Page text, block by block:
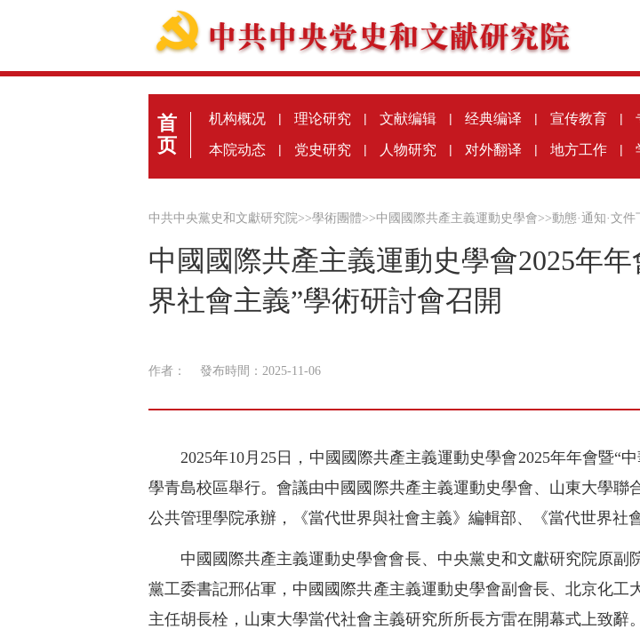
首
页
机构概况 | 理论研究 | 文献编辑 | 经典编译 | 宣传教育 |
本院动态 | 党史研究 | 人物研究 | 对外翻译 | 地方工作 |
中共中央黨史和文獻研究院>>學術團體>>中國國際共產主義運動史學會>>動態·通知·文件
中國國際共產主義運動史學會2025年
界社會主義”學術研討會召開
作者： 發布時間：2025-11-06
2025年10月25日，中國國際共產主義運動史學會2025年年會暨“
學青島校區舉行。會議由中國國際共產主義運動史學會、山東大學
公共管理學院承辦，《當代世界與社會主義》編輯部、《當代世界社
中國國際共產主義運動史學會會長、中央黨史和文獻研究院原
黨工委書記邢佔軍，中國國際共產主義運動史學會副會長、北京化
主任胡長栓，山東大學當代社會主義研究所所長方雷在開幕式上致